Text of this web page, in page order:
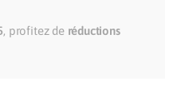
, profitez de réductions